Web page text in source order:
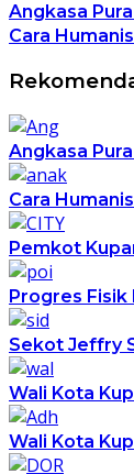
Angkasa
Cara
Angkasa
Cara
Pemkot
Progres Fisik
Sekot Jeffry
Wali Kota
Wali Kota